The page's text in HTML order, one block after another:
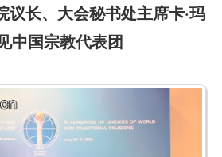
议长、大会秘书处主席卡·玛
中国宗教代表团